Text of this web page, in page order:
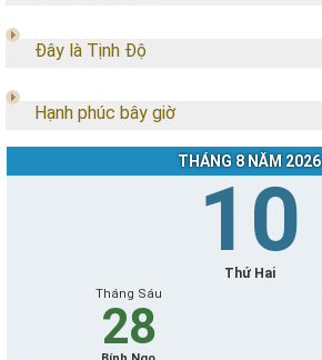
Đây là Tịnh Độ
Hạnh phúc bây giờ
THÁNG 8 NĂM 2026
10
Thứ Hai
Tháng Sáu
28